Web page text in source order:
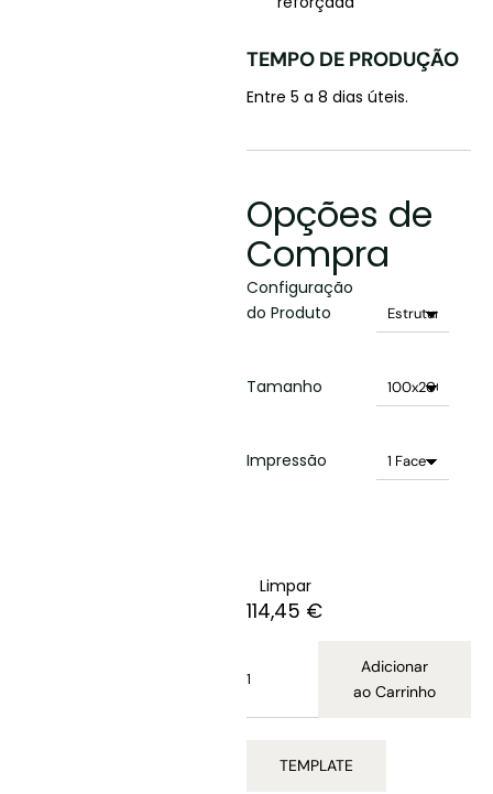
TEMPO DE PRODUÇÃO
Entre 5 a 8 dias úteis.
Opções de
Compra
Configuração
do Produto
Tamanho
Impressão
Limpar
114,45 €
Adicionar
ao Carrinho
TEMPLATE